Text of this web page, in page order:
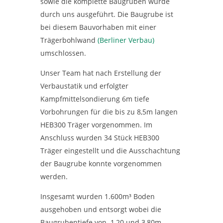
durch uns ausgeführt. Die Baugrube ist
bei diesem Bauvorhaben mit einer
Trägerbohlwand (Berliner Verbau)
umschlossen.
Unser Team hat nach Erstellung der
Verbaustatik und erfolgter
Kampfmittelsondierung 6m tiefe
Vorbohrungen für die bis zu 8,5m langen
HEB300 Träger vorgenommen. Im
Anschluss wurden 34 Stück HEB300
Träger eingestellt und die Ausschachtung
der Baugrube konnte vorgenommen
werden.
Insgesamt wurden 1.600m³ Boden
ausgehoben und entsorgt wobei die